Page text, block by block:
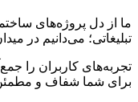
ما از دل پروژه‌های
تبلیغاتی؛ می‌دانیم در
تجربه‌های کاربران را
برای شما شفاف و